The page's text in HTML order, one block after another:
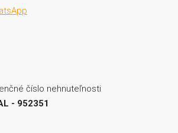
číslo nehnuteľnosti
- 952351